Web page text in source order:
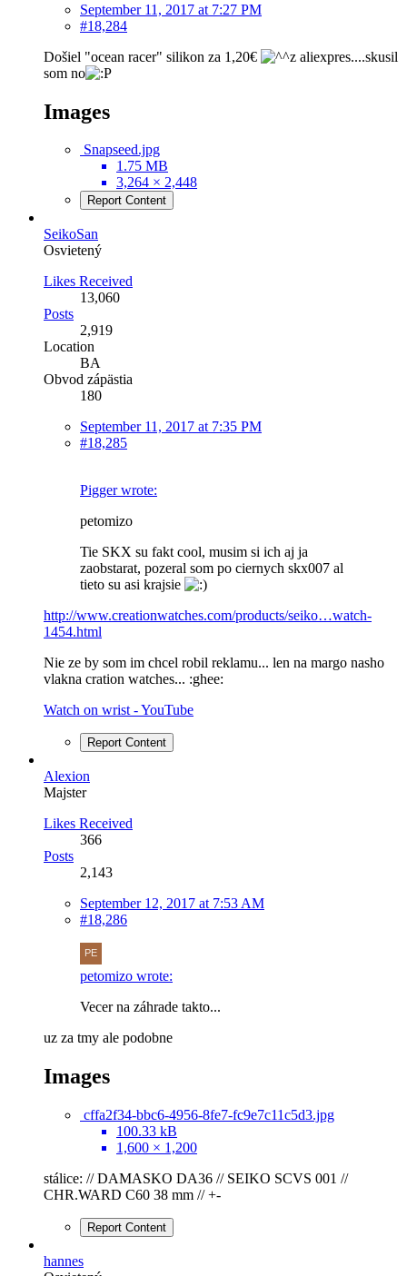
September 11, 2017 at 7:27 PM
#18,284
Došiel "ocean racer" silikon za 1,20€
z aliexpres....skusil
som no
Images
Snapseed.jpg
1.75 MB
3,264 × 2,448
Report Content
SeikoSan
Osvietený
Likes Received
13,060
Posts
2,919
Location
BA
Obvod zápästia
180
September 11, 2017 at 7:35 PM
#18,285
Pigger wrote:
petomizo
Tie SKX su fakt cool, musim si ich aj ja
zaobstarat, pozeral som po ciernych skx007 al
tieto su asi krajsie
http://www.creationwatches.com/products/seiko…watch-
1454.html
Nie ze by som im chcel robil reklamu... len na margo nasho
vlakna cration watches... :ghee:
Watch on wrist - YouTube
Report Content
Alexion
Majster
Likes Received
366
Posts
2,143
September 12, 2017 at 7:53 AM
#18,286
petomizo wrote:
Vecer na záhrade takto...
uz za tmy ale podobne
Images
cffa2f34-bbc6-4956-8fe7-fc9e7c11c5d3.jpg
100.33 kB
1,600 × 1,200
stálice: // DAMASKO DA36 // SEIKO SCVS 001 //
CHR.WARD C60 38 mm // +-
Report Content
hannes